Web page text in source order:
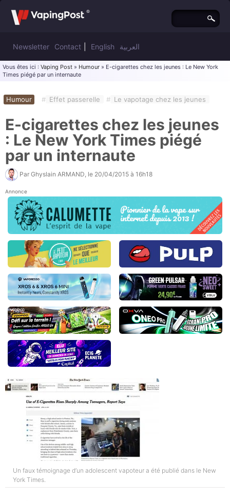
Newsletter Contact English العربية
Vous êtes ici : Vaping Post » Humour » E-cigarettes chez les jeunes : Le New York
Times piégé par un internaute
Humour # Effet passerelle # Le vapotage chez les jeunes
E-cigarettes chez les jeunes
: Le New York Times piégé
par un internaute
Par Ghyslain ARMAND , le 20/04/2015 à 16h18
Annonce
Un faux témoignage d’un adolescent vapoteur a été publié dans le New
York Times.